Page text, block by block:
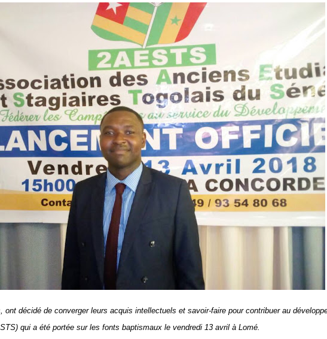
décidé de converger leurs acquis intellectuels et savoir-faire pour contribuer au
qui a été portée sur les fonts baptismaux le vendredi 13 avril à Lomé.